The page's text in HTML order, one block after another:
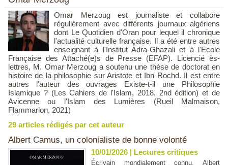
Omar Merzoug est journaliste et collabore
régulièrement avec différents journaux algériens
dont Le Quotidien d'Oran pour lequel il chronique
l'actualité culturelle française. Il a été entre autres
enseignant à l'Institut Adra-Ghazali et à l'Ecole
Française des Attaché(e)s de Presse (EFAP). Licencié ès-
lettres, M. Omar Merzoug a soutenu une thèse de doctorat en
histoire de la philosophie sur Aristote et Ibn Rochd. Il est entre
autres l'auteur des ouvrages Existe-t-il une Philosophie
Islamique ? (Les Cahiers de l'Islam, 2018, 2nd édition) et de
Avicenne ou l'Islam des Lumières (Rueil Malmaison,
Flammarion, 2021)
29 articles rédigés par cet auteur
Albert Camus, un colonialiste de bonne volonté
10/01/2026 | Lectures critiques
Écrivain mondialement connu, Albert